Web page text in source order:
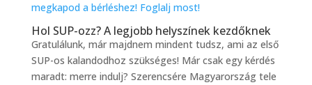
megkapod a bérléshez! Foglalj most!
Hol SUP-ozz? A legjobb helyszínek kezdőknek
Gratulálunk, már majdnem mindent tudsz, ami az első
SUP-os kalandodhoz szükséges! Már csak egy kérdés
maradt: merre indulj? Szerencsére Magyarország tele